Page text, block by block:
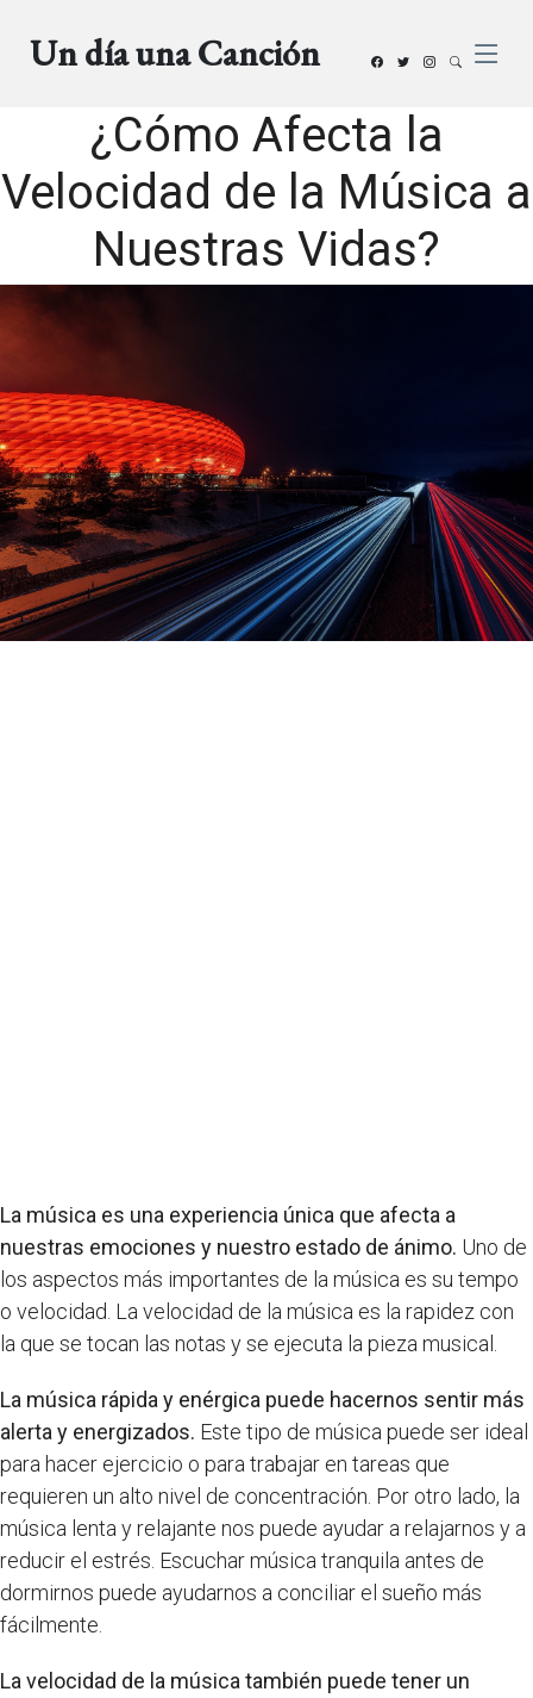
Un día una Canción
¿Cómo Afecta la
Velocidad de la Música a
Nuestras Vidas?
La música es una experiencia única que afecta a
nuestras emociones y nuestro estado de ánimo. Uno de
los aspectos más importantes de la música es su tempo
o velocidad. La velocidad de la música es la rapidez con
la que se tocan las notas y se ejecuta la pieza musical.
La música rápida y enérgica puede hacernos sentir más
alerta y energizados. Este tipo de música puede ser ideal
para hacer ejercicio o para trabajar en tareas que
requieren un alto nivel de concentración. Por otro lado, la
música lenta y relajante nos puede ayudar a relajarnos y a
reducir el estrés. Escuchar música tranquila antes de
dormirnos puede ayudarnos a conciliar el sueño más
fácilmente.
La velocidad de la música también puede tener un